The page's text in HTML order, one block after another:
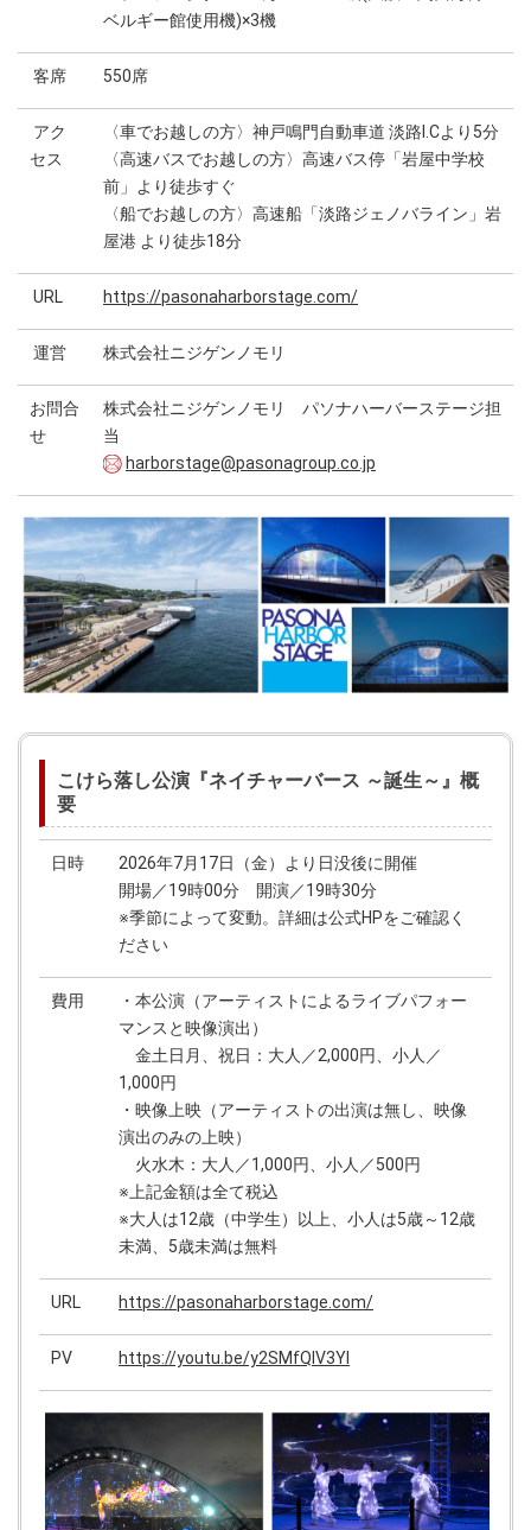
ベルギー館使用機)×3機
客席 550席
アク
セス
〈車でお越しの方〉神戸鳴門自動車道 淡路I.Cより5分
〈高速バスでお越しの方〉高速バス停「岩屋中学校
前」より徒歩すぐ
〈船でお越しの方〉高速船「淡路ジェノバライン」岩
屋港 より徒歩18分
URL https://pasonaharborstage.com/
運営 株式会社ニジゲンノモリ
お問合
せ
株式会社ニジゲンノモリ パソナハーバーステージ担
当
harborstage@pasonagroup.co.jp
こけら落し公演『ネイチャーバース ～誕生～』概
要
日時
2026年7月17日（金）より日没後に開催
開場／19時00分 開演／19時30分
※季節によって変動。詳細は公式HPをご確認く
ださい
費用
・本公演（アーティストによるライブパフォー
マンスと映像演出）
金土日月、祝日：大人／2,000円、小人／
1,000円
・映像上映（アーティストの出演は無し、映像
演出のみの上映）
火水木：大人／1,000円、小人／500円
※上記金額は全て税込
※大人は12歳（中学生）以上、小人は5歳～12歳
未満、5歳未満は無料
URL https://pasonaharborstage.com/
PV https://youtu.be/y2SMfQlV3YI